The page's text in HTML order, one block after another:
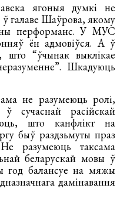
ягоныя думкі не
галаве Шаўрова, якому
перформанс. У МУС
ён адмовіўся. А ў
што “ўчынак выклікае
Шкадуюць
не разумеюць ролі,
сучаснай расійскай
што канфлікт на
быў раздзьмуты праз
разумеюць таксама
беларускай мовы ў
год балансуе на мяжы
дамінавання